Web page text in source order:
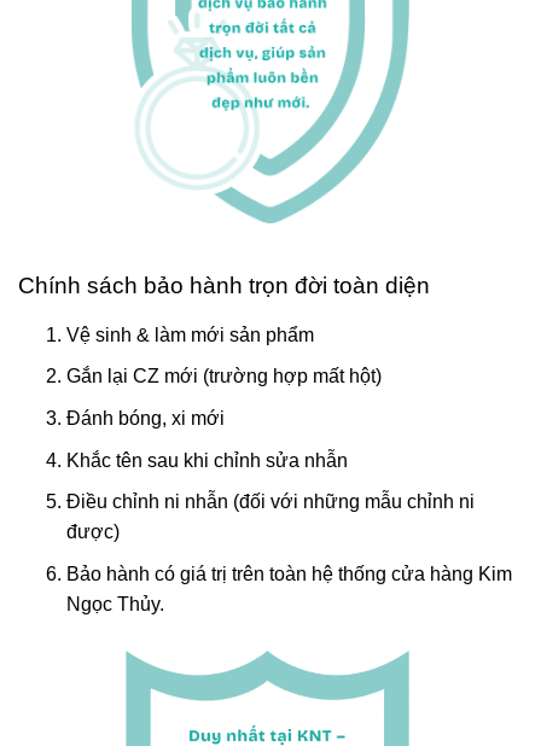
Chính sách bảo hành trọn đời toàn diện
Vệ sinh & làm mới sản phẩm
Gắn lại CZ mới (trường hợp mất hột)
Đánh bóng, xi mới
Khắc tên sau khi chỉnh sửa nhẫn
Điều chỉnh ni nhẫn (đối với những mẫu chỉnh ni
được)
Bảo hành có giá trị trên toàn hệ thống cửa hàng Kim
Ngọc Thủy.